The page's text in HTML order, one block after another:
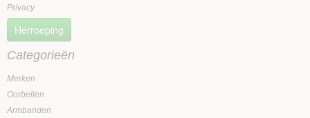
Privacy
Herroeping
Categorieën
Merken
Oorbellen
Armbanden